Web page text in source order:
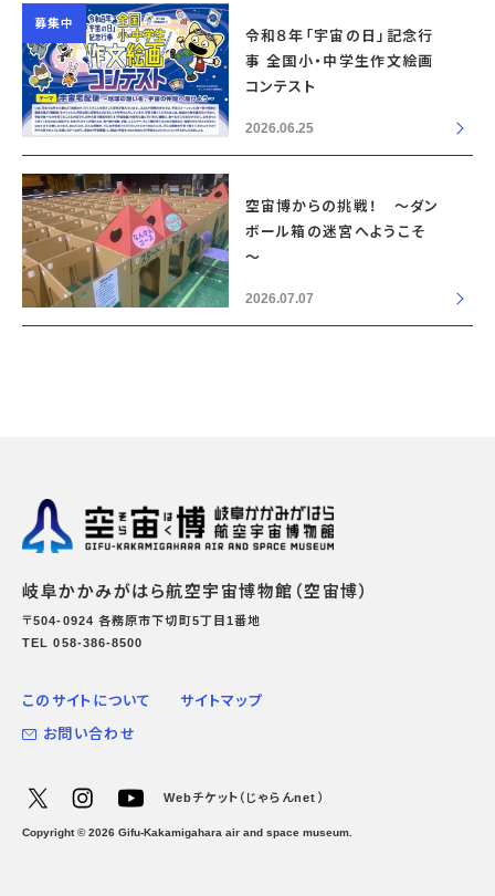
募集中
令和８年「宇宙の日」記念行
事 全国小・中学生作文絵画
コンテスト
2026.06.25
空宙博からの挑戦！ ～ダン
ボール箱の迷宮へようこそ
～
2026.07.07
岐阜かかみがはら航空宇宙博物館（空宙博）
〒504-0924 各務原市下切町5丁目1番地
TEL 058-386-8500
このサイトについて
サイトマップ
お問い合わせ
Webチケット（じゃらんnet）
Copyright ©2026 Gifu-Kakamigahara air and space museum.